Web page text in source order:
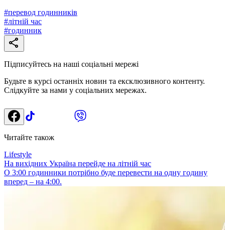
#перевод годинників
#літній час
#годинник
Підписуйтесь на наші соціальні мережі
Будьте в курсі останніх новин та ексклюзивного контенту.
Слідкуйте за нами у соціальних мережах.
Читайте також
Lifestyle
На вихідних Україна перейде на літній час
О 3:00 годинники потрібно буде перевести на одну годину
вперед – на 4:00.